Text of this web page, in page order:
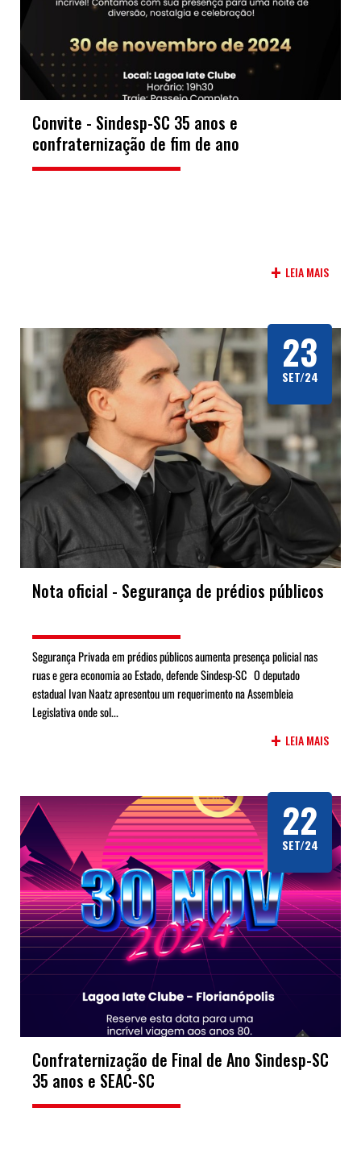
Convite - Sindesp-SC 35 anos e
confraternização de fim de ano
+ LEIA MAIS
Nota oficial - Segurança de prédios públicos
Segurança Privada em prédios públicos aumenta presença policial nas
ruas e gera economia ao Estado, defende Sindesp-SC O deputado
estadual Ivan Naatz apresentou um requerimento na Assembleia
Legislativa onde sol...
+ LEIA MAIS
23
SET/24
Confraternização de Final de Ano Sindesp-SC
35 anos e SEAC-SC
22
SET/24